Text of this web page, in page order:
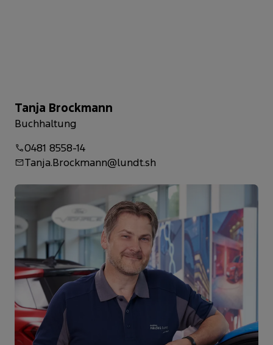
Tanja Brockmann
Buchhaltung
0481 8558-14
Tanja.Brockmann@lundt.sh